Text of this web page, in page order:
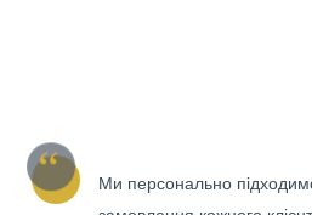
Ми персонально